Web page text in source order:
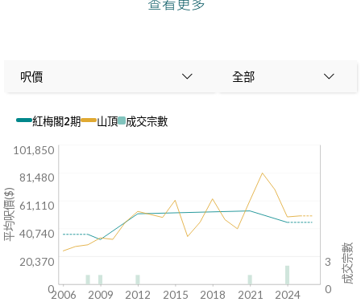
呎價 全部
紅梅閣2期 山頂 成交宗數
3
0
2006 2009 2012 2015 2018 2021 2024
成交宗數
101,850
81,480
61,110
40,740
20,370
0
平均呎價($)